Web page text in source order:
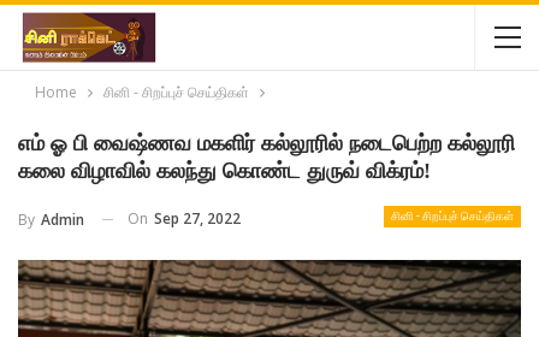
Home சினி - சிறப்புச் செய்திகள்
எம் ஓ பி வைஷ்ணவ மகளிர் கல்லூரில் நடைபெற்ற கல்லூரி
கலை விழாவில் கலந்து கொண்ட துருவ் விக்ரம்!
சினி - சிறப்புச் செய்திகள்
By Admin On Sep 27, 2022